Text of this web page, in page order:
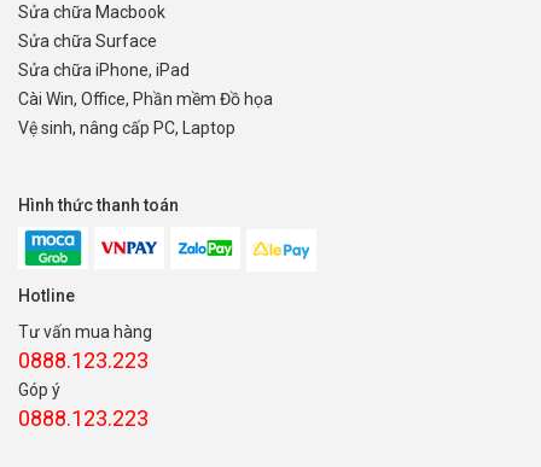
Sửa chữa Macbook
Sửa chữa Surface
Sửa chữa iPhone, iPad
Cài Win, Office, Phần mềm Đồ họa
Vệ sinh, nâng cấp PC, Laptop
Hình thức thanh toán
Hotline
Tư vấn mua hàng
0888.123.223
Góp ý
0888.123.223